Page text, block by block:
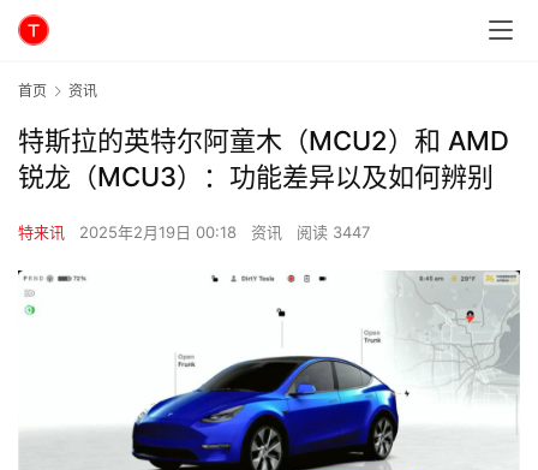
首页 资讯
特斯拉的英特尔阿童木（MCU2）和 AMD
锐龙（MCU3）：功能差异以及如何辨别
特来讯 2025年2月19日 00:18 资讯 阅读 3447